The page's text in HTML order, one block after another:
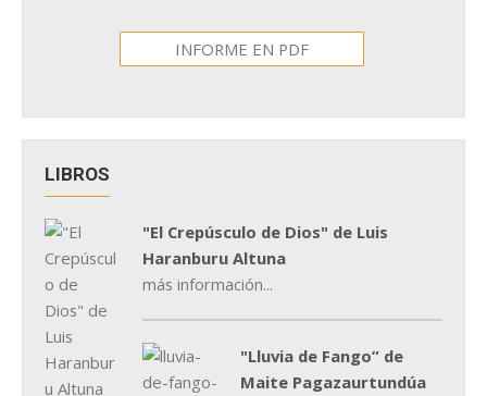
INFORME EN PDF
LIBROS
"El Crepúsculo de Dios" de Luis
Haranburu Altuna
más información...
"Lluvia de Fango” de
Maite Pagazaurtundúa